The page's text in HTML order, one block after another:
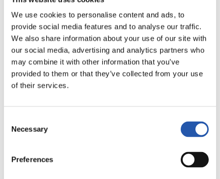
We use cookies to personalise content and ads, to
provide social media features and to analyse our traffic.
We also share information about your use of our site with
our social media, advertising and analytics partners who
may combine it with other information that you’ve
provided to them or that they’ve collected from your use
of their services.
Selection
Necessary
Preferences
FINALIZADO
REAL MADRID
5-2